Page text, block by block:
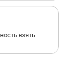
взять